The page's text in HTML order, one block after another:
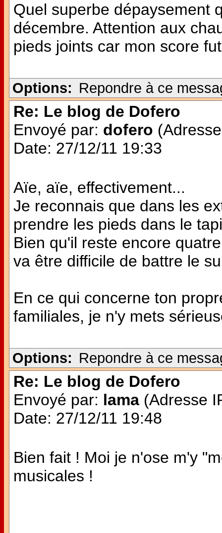
Quel superbe dépaysement
décembre. Attention aux
pieds joints car mon score
Options: Repondre à ce
Re: Le blog de Dofero
Envoyé par: dofero
Date: 27/12/11 19:33
Aïe, aïe, effectivement...
Je reconnais que dans les
prendre les pieds dans le
Bien qu'il reste encore
va être difficile de battre le
En ce qui concerne ton
familiales, je n'y mets
Options: Repondre à ce
Re: Le blog de Dofero
Envoyé par: lama (Adresse
Date: 27/12/11 19:48
Bien fait ! Moi je n'ose m'y
musicales !